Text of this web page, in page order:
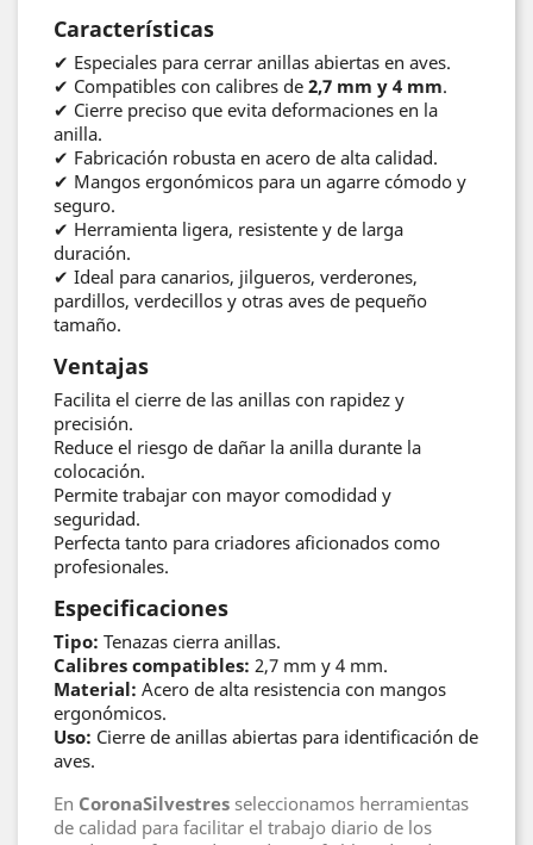
Características
✔ Especiales para cerrar anillas abiertas en aves.
✔ Compatibles con calibres de 2,7 mm y 4 mm.
✔ Cierre preciso que evita deformaciones en la
anilla.
✔ Fabricación robusta en acero de alta calidad.
✔ Mangos ergonómicos para un agarre cómodo y
seguro.
✔ Herramienta ligera, resistente y de larga
duración.
✔ Ideal para canarios, jilgueros, verderones,
pardillos, verdecillos y otras aves de pequeño
tamaño.
Ventajas
Facilita el cierre de las anillas con rapidez y
precisión.
Reduce el riesgo de dañar la anilla durante la
colocación.
Permite trabajar con mayor comodidad y
seguridad.
Perfecta tanto para criadores aficionados como
profesionales.
Especificaciones
Tipo: Tenazas cierra anillas.
Calibres compatibles: 2,7 mm y 4 mm.
Material: Acero de alta resistencia con mangos
ergonómicos.
Uso: Cierre de anillas abiertas para identificación de
aves.
En CoronaSilvestres seleccionamos herramientas
de calidad para facilitar el trabajo diario de los